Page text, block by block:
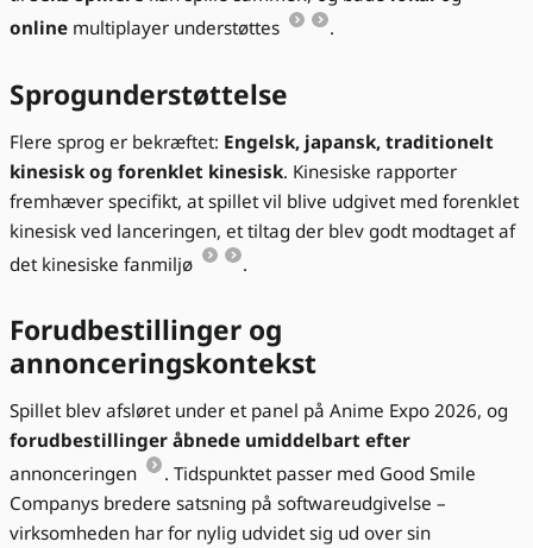
online multiplayer understøttes .
Sprogunderstøttelse
Flere sprog er bekræftet: Engelsk, japansk, traditionelt
kinesisk og forenklet kinesisk. Kinesiske rapporter
fremhæver specifikt, at spillet vil blive udgivet med forenklet
kinesisk ved lanceringen, et tiltag der blev godt modtaget af
det kinesiske fanmiljø
.
Forudbestillinger og
annonceringskontekst
Spillet blev afsløret under et panel på Anime Expo 2026, og
forudbestillinger åbnede umiddelbart efter
annonceringen
. Tidspunktet passer med Good Smile
Companys bredere satsning på softwareudgivelse –
virksomheden har for nylig udvidet sig ud over sin